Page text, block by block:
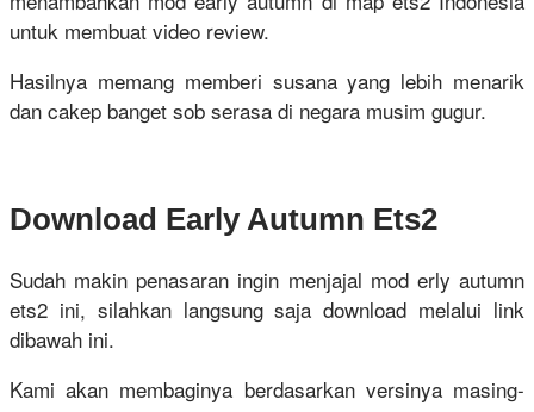
untuk membuat video review.
Hasilnya memang memberi susana yang lebih menarik
dan cakep banget sob serasa di negara musim gugur.
Download Early Autumn Ets2
Sudah makin penasaran ingin menjajal mod erly autumn
ets2 ini, silahkan langsung saja download melalui link
dibawah ini.
Kami akan membaginya berdasarkan versinya masing-